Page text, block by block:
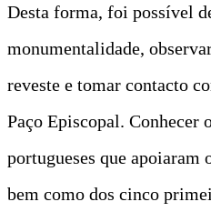
Desta forma, foi possível
monumentalidade,
reveste e tomar contacto
Paço Episcopal. Conhecer
portugueses que apoiaram
bem como dos cinco